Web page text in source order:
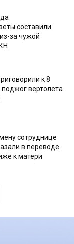
составили
за чужой
к 8
вертолета
сотруднице
в переводе
к матери